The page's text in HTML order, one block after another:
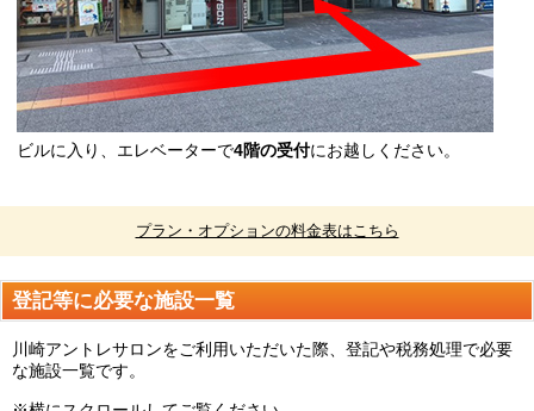
ビルに入り、エレベーターで4階の受付にお越しください。
プラン・オプションの料金表はこちら
登記等に必要な施設一覧
川崎アントレサロンをご利用いただいた際、登記や税務処理で必要
な施設一覧です。